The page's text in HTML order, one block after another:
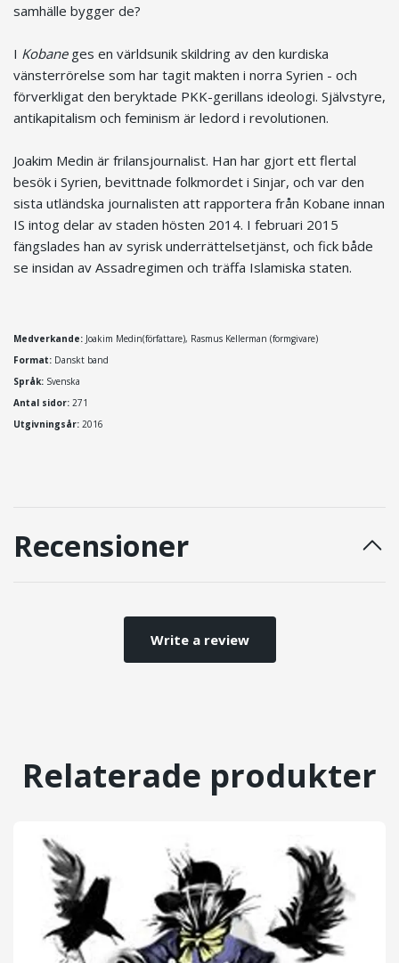
samhälle bygger de?
I Kobaneges en världsunik skildring av den kurdiska
vänsterrörelse som har tagit makten i norra Syrien - och
förverkligat den beryktade PKK-gerillans ideologi. Självstyre,
antikapitalism och feminism är ledord i revolutionen.
Joakim Medin är frilansjournalist. Han har gjort ett flertal
besök i Syrien, bevittnade folkmordet i Sinjar, och var den
sista utländska journalisten att rapportera från Kobane innan
IS intog delar av staden hösten 2014. I februari 2015
fängslades han av syrisk underrättelsetjänst, och fick både
se insidan av Assadregimen och träffa Islamiska staten.
Medverkande: Joakim Medin(författare), Rasmus Kellerman (formgivare)
Format: Danskt band
Språk: Svenska
Antal sidor: 271
Utgivningsår: 2016
Recensioner
Write a review
Relaterade produkter